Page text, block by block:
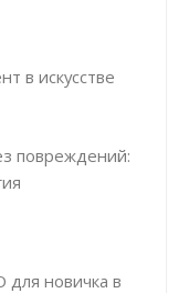
в искусстве
повреждений:
для новичка в